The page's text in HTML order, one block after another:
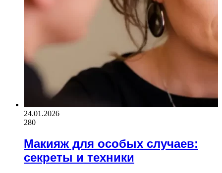
24.01.2026
280
Макияж для особых случаев:
секреты и техники